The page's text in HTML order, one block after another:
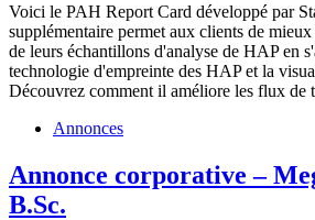
Voici le PAH Report Card développé par
supplémentaire permet aux clients de
de leurs échantillons d'analyse de HAP en
technologie d'empreinte des HAP et la
Découvrez comment il améliore les flux de
Annonces
Annonce corporative –
B.Sc.